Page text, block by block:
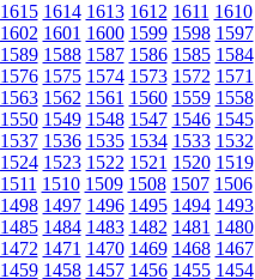
1615 1614 1613 1612 1611 1610
1602 1601 1600 1599 1598 1597
1589 1588 1587 1586 1585 1584
1576 1575 1574 1573 1572 1571
1563 1562 1561 1560 1559 1558
1550 1549 1548 1547 1546 1545
1537 1536 1535 1534 1533 1532
1524 1523 1522 1521 1520 1519
1511 1510 1509 1508 1507 1506
1498 1497 1496 1495 1494 1493
1485 1484 1483 1482 1481 1480
1472 1471 1470 1469 1468 1467
1459 1458 1457 1456 1455 1454